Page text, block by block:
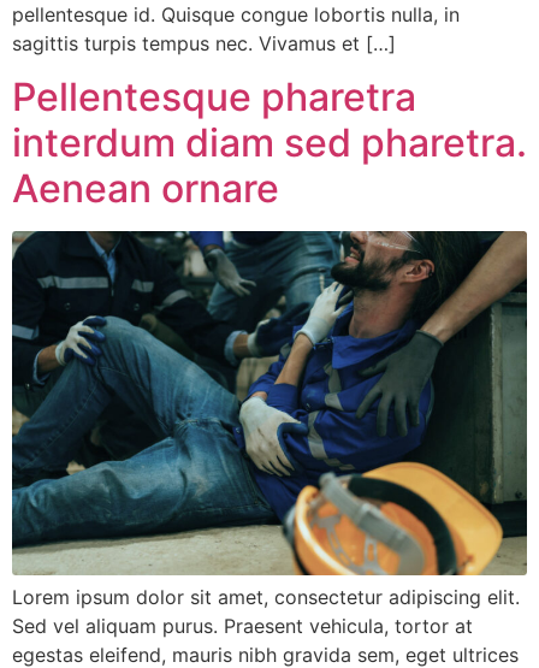
pellentesque id. Quisque congue lobortis nulla, in
sagittis turpis tempus nec. Vivamus et […]
Pellentesque pharetra
interdum diam sed pharetra.
Aenean ornare
Lorem ipsum dolor sit amet, consectetur adipiscing elit.
Sed vel aliquam purus. Praesent vehicula, tortor at
egestas eleifend, mauris nibh gravida sem, eget ultrices